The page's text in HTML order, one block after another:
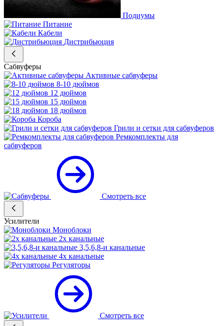
Подиумы
Питание
Кабели
Дистрибьюция
Сабвуферы
Активные сабвуферы
8-10 дюймов
12 дюймов
15 дюймов
18 дюймов
Короба
Грили и сетки для сабвуферов
Ремкомплекты для
сабвуферов
Смотреть все
Усилители
Моноблоки
2х канальные
3,5,6,8-и канальные
4х канальные
Регуляторы
Смотреть все